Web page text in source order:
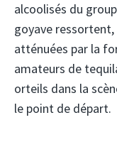
alcoolisés du
goyave
atténuées par la
amateurs de
orteils dans la
le point de départ.